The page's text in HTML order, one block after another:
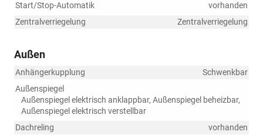
Start/Stop-Automatik
vorhanden
Zentralverriegelung
Zentralverriegelung
Außen
Anhängerkupplung
Schwenkbar
Außenspiegel
Außenspiegel elektrisch anklappbar, Außenspiegel beheizbar,
Außenspiegel elektrisch verstellbar
Dachreling
vorhanden